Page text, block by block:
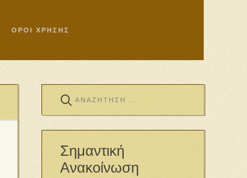
ΟΡΟΙ ΧΡΗΣΗΣ
Σημαντική
Ανακοίνωση